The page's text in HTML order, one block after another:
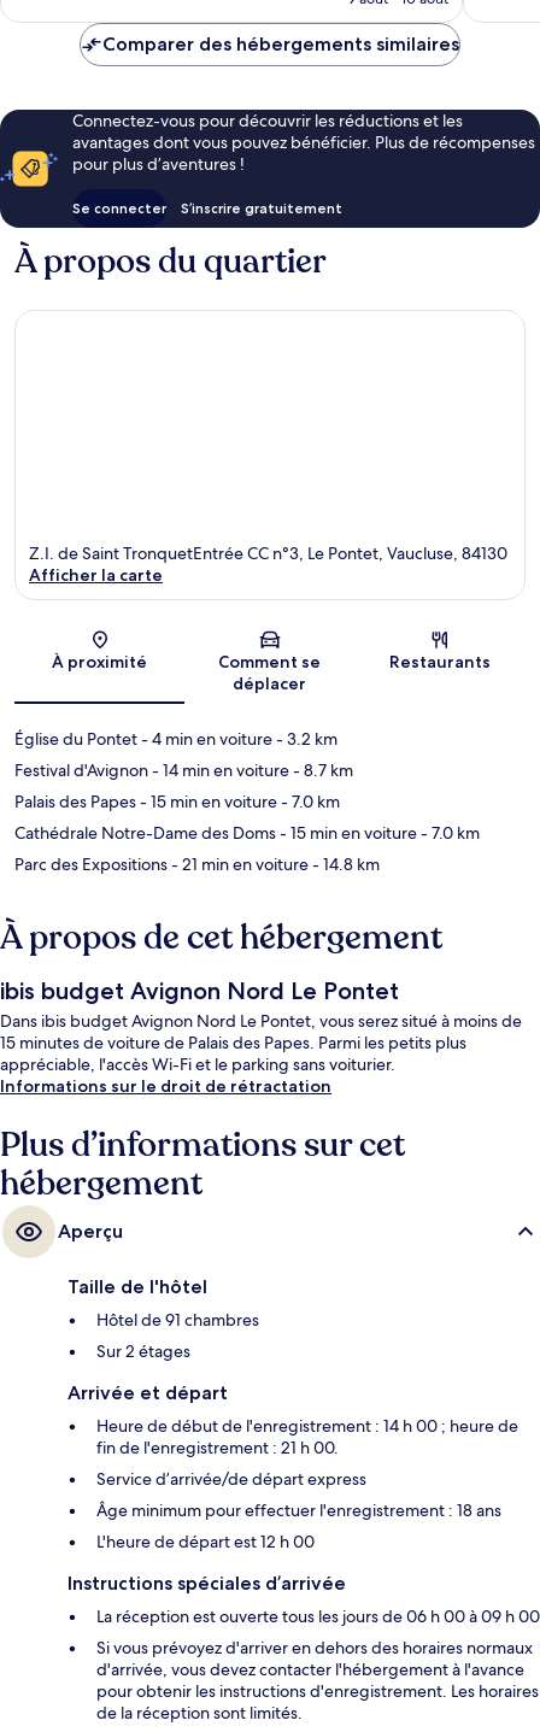
de
Comparer des hébergements similaires
Connectez-vous pour découvrir les réductions et les
avantages dont vous pouvez bénéficier. Plus de récompenses
pour plus d’aventures !
Se connecter S’inscrire gratuitement
À propos du quartier
Carte
Z.I. de Saint TronquetEntrée CC n°3, Le Pontet, Vaucluse, 84130
Afficher la carte
À proximité
Comment se
déplacer
Restaurants
Église du Pontet- 4 min en voiture- 3.2 km
Festival d'Avignon- 14 min en voiture- 8.7 km
Palais des Papes- 15 min en voiture- 7.0 km
Cathédrale Notre-Dame des Doms- 15 min en voiture- 7.0 km
Parc des Expositions- 21 min en voiture- 14.8 km
À propos de cet hébergement
ibis budget Avignon Nord Le Pontet
Dans ibis budget Avignon Nord Le Pontet, vous serez situé à moins de
15 minutes de voiture de Palais des Papes. Parmi les petits plus
appréciable, l'accès Wi-Fi et le parking sans voiturier.
Informations sur le droit de rétractation
Plus d’informations sur cet
hébergement
Aperçu
Taille de l'hôtel
Hôtel de 91 chambres
Sur 2 étages
Arrivée et départ
Heure de début de l'enregistrement : 14 h 00 ; heure de
fin de l'enregistrement : 21 h 00.
Service d’arrivée/de départ express
Âge minimum pour effectuer l'enregistrement : 18 ans
L'heure de départ est 12 h 00
Instructions spéciales d’arrivée
La réception est ouverte tous les jours de 06 h 00 à 09 h 00
Si vous prévoyez d'arriver en dehors des horaires normaux
d'arrivée, vous devez contacter l'hébergement à l'avance
pour obtenir les instructions d'enregistrement. Les horaires
de la réception sont limités.